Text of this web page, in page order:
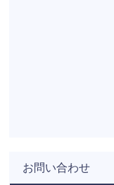
お問い合わせ